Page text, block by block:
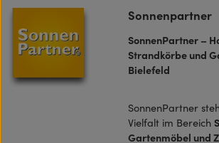
Sonnenpartner
SonnenPartner –
Strandkörbe und
Bielefeld
SonnenPartner
Vielfalt im Bereich
Gartenmöbel und